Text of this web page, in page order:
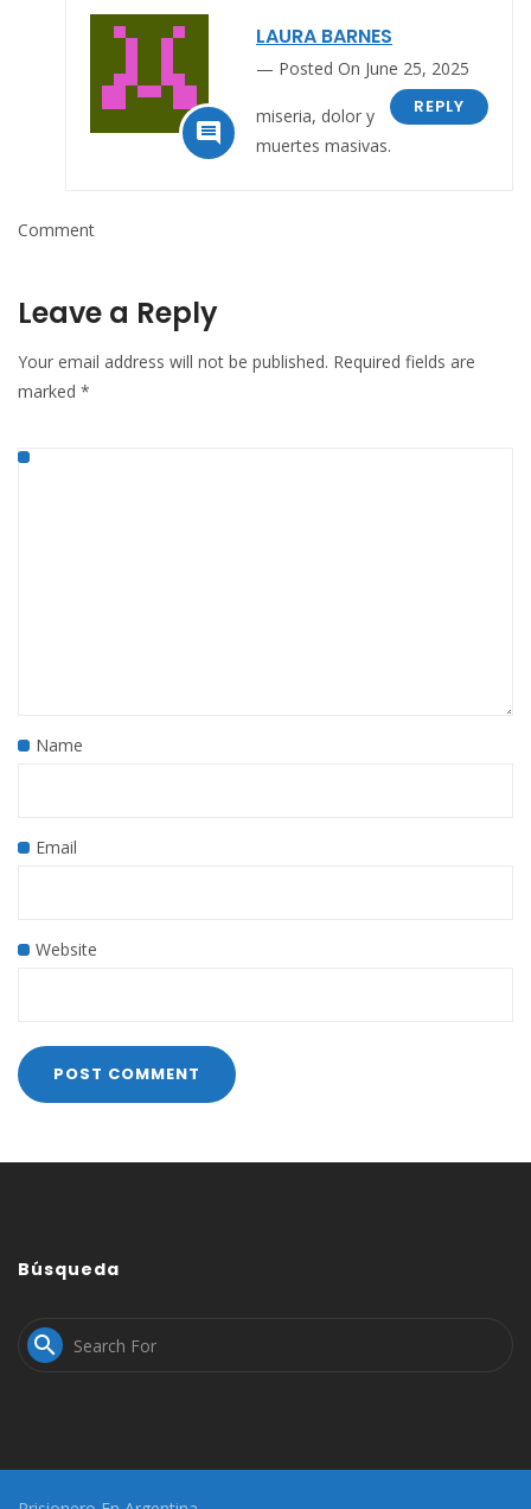

LAURA BARNES
Posted On June 25, 2025
REPLY
miseria, dolor y
muertes masivas.
Comment
Leave a Reply
Your email address will not be published. Required fields are
marked *
Name
Email
Website
Búsqueda
